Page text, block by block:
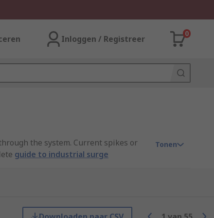
Inloggen / Registreer
0
the system. Current spikes or
guide to industrial surge
Tonen